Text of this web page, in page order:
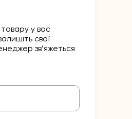
у вас
свої
зв’яжеться